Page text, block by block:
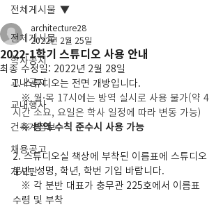
전체게시물
학사공지
교내공지
교내행사
건축계정보
채용공고
게시판
전체게시물
2022-1학기 스튜디오 사용 안내
architecture28
2022년 2월 25일
최종 수정일: 2022년 2월 28일
1. 스튜디오는 전면 개방입니다.
※ 월·목 17시에는 방역 실시로 사용 불가(약 4
시간 소요, 요일은 학사 일정에 따라 변동 가능)
   ※
방역 수칙 준수시 사용 가능
2. 스튜디오실 책상에 부착된 이름표에 스튜디오
분반, 성명, 학년, 학번 기입 바랍니다.
※ 각 분반 대표가 충무관 225호에서 이름표
수령 및 부착